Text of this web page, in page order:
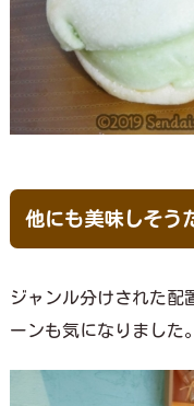
他にも美味しそう
ジャンル分けされた配
ーンも気になりました。